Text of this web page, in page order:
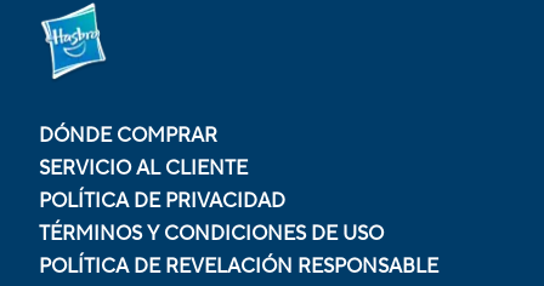
DÓNDE COMPRAR
SERVICIO AL CLIENTE
POLÍTICA DE PRIVACIDAD
TÉRMINOS Y CONDICIONES DE USO
POLÍTICA DE REVELACIÓN RESPONSABLE